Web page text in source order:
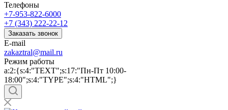
Телефоны
+7-953-822-6000
+7 (343) 222-22-12
Заказать звонок
E-mail
zakaztral@mail.ru
Режим работы
a:2:{s:4:"TEXT";s:17:"Пн-Пт 10:00-
18:00";s:4:"TYPE";s:4:"HTML";}